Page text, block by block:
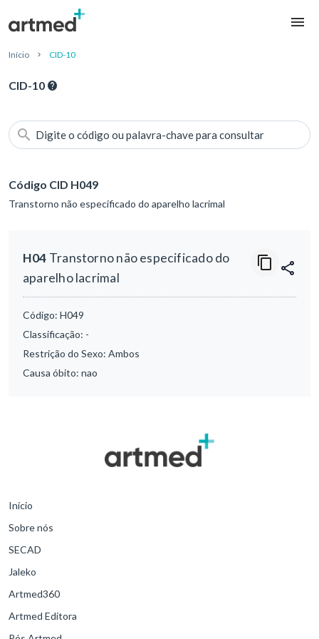
Início CID-10
CID-10
Digite o código ou palavra-chave para consultar
Código CID H049
Transtorno não especificado do aparelho lacrimal
H04 Transtorno não especificado do
aparelho lacrimal
Código: H049
Classificação: -
Restrição do Sexo: Ambos
Causa óbito: nao
Início
Sobre nós
SECAD
Jaleko
Artmed360
Artmed Editora